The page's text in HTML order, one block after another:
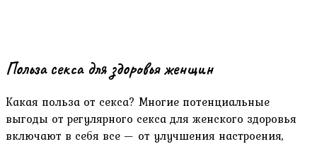
Польза секса для здоровья женщин
Какая польза от секса? Многие потенциальные
выгоды от регулярного секса для женского здоровья
включают в себя все — от улучшения настроения,